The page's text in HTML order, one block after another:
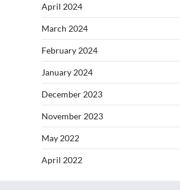
April 2024
March 2024
February 2024
January 2024
December 2023
November 2023
May 2022
April 2022